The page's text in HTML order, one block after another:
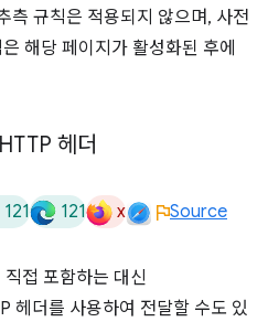
측 규칙은 적용되지 않으며, 사전
해당 페이지가 활성화된 후에
HTTP 헤더
121 121 x Source
접 포함하는 대신
헤더를 사용하여 전달할 수도 있